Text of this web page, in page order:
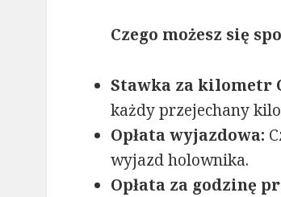
Czego możesz się
Stawka za kilometr
każdy przejechany
Opłata wyjazdowa:
wyjazd holownika.
Opłata za godzinę